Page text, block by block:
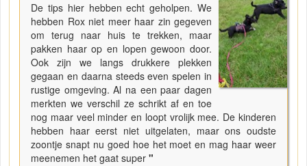
De tips hier hebben echt geholpen. We
hebben Rox niet meer haar zin gegeven
om terug naar huis te trekken, maar
pakken haar op en lopen gewoon door.
Ook zijn we langs drukkere plekken
gegaan en daarna steeds even spelen in
rustige omgeving. Al na een paar dagen
merkten we verschil ze schrikt af en toe
nog maar veel minder en loopt vrolijk mee. De kinderen
hebben haar eerst niet uitgelaten, maar ons oudste
zoontje snapt nu goed hoe het moet en mag haar weer
meenemen het gaat super "